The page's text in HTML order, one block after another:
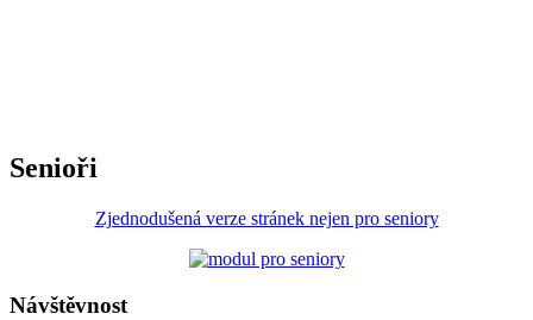
Senioři
Zjednodušená verze stránek nejen pro seniory
Návštěvnost